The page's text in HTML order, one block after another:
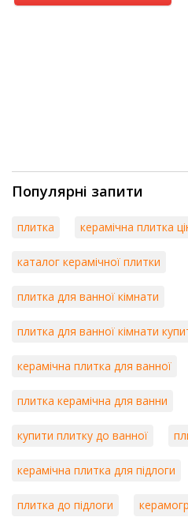
Популярні запити
плитка керамічна плитка
каталог керамічної плитки
плитка для ванної кімнати
плитка для ванної кімнати
керамічна плитка для ванної
плитка керамічна для ванни
купити плитку до ванної
керамічна плитка для підлоги
плитка до підлоги